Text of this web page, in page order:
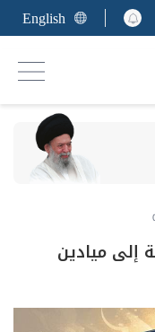
English
إلى ميادين